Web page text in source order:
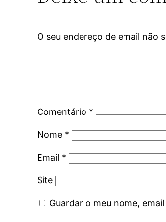
O seu endereço de email não
Comentário *
Nome *
Email *
Site
Guardar o meu nome,